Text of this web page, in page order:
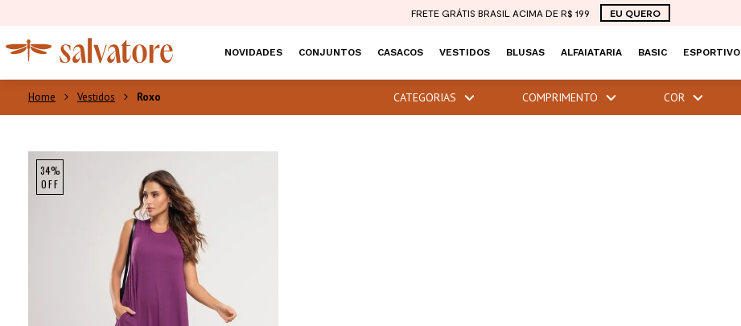
FRETE GRÁTIS BRASIL ACIMA DE R$ 199 EU QUERO
NOVIDADES CONJUNTOS CASACOS VESTIDOS BLUSAS ALFAIATARIA BASIC ESPORTIVO
Vestidos Roxo CATEGORIAS COMPRIMENTO COR
34%
OFF